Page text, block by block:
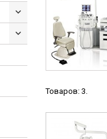
Анализатор
Анализаторы
Анализаторы мочи
Биохимические
Гематологические
Дефибрилляторы
Товаров: 3.